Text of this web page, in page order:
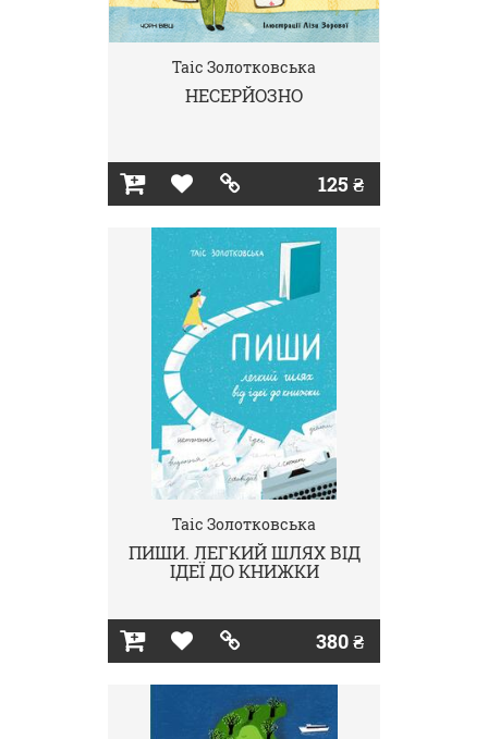
Таіс Золотковська
НЕСЕРЙОЗНО
125 ₴
Таіс Золотковська
ПИШИ. ЛЕГКИЙ ШЛЯХ ВІД
ІДЕЇ ДО КНИЖКИ
380 ₴